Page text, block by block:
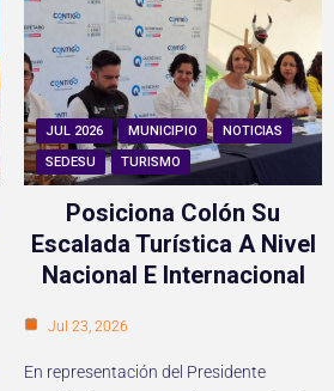
JUL 2026 MUNICIPIO
NOTICIAS
SEDESU
TURISMO
Posiciona Colón Su
Escalada Turística A Nivel
Nacional E Internacional
Jul 23, 2026
En representación del Presidente